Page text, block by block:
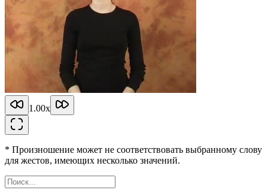
1.00x
* Произношение может не соответствовать выбранному слову
для жестов, имеющих несколько значений.